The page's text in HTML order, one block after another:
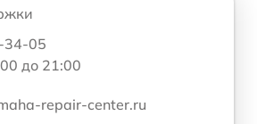
34-05
до 21:00
repair-center.ru